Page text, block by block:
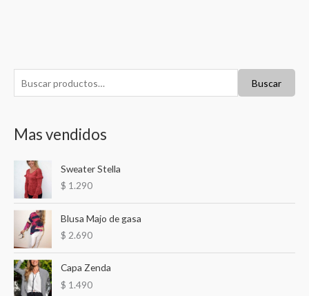
u
c
o
:
Buscar
Mas vendidos
Sweater Stella
$ 1.290
Blusa Majo de gasa
$ 2.690
Capa Zenda
$ 1.490